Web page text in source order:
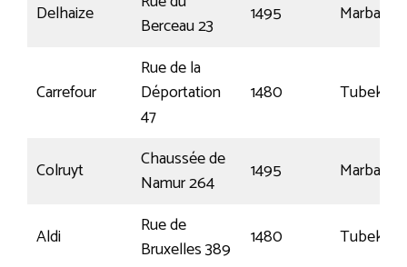
Delhaize
Berceau 23
1495 Marbais
Carrefour
Rue de la
Déportation
47
1480 Tubeke
Colruyt
Chaussée de
Namur 264
1495 Marbais
Aldi
Rue de
Bruxelles 389
1480 Tubeke